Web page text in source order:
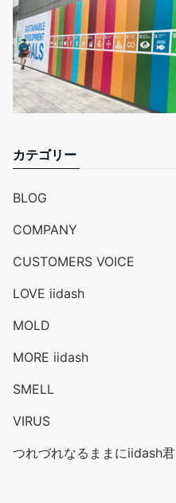
カテゴリー
BLOG
COMPANY
CUSTOMERS VOICE
LOVE iidash
MOLD
MORE iidash
SMELL
VIRUS
つれづれなるままにiidash君